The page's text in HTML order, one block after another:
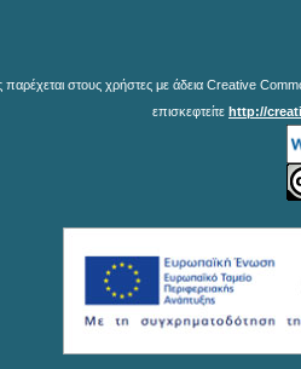
στους χρήστες με άδεια Creative
επισκεφτείτε http://